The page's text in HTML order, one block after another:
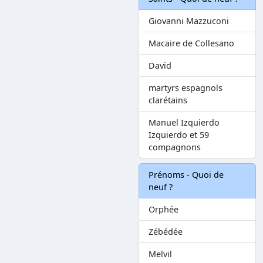
Giovanni Mazzuconi
Macaire de Collesano
David
martyrs espagnols
clarétains
Manuel Izquierdo
Izquierdo et 59
compagnons
Prénoms - Quoi de
neuf ?
Orphée
Zébédée
Melvil